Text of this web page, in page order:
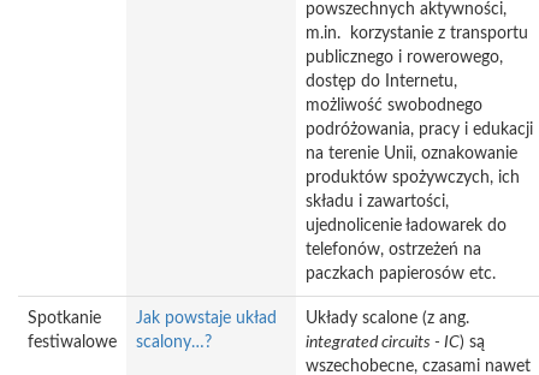
powszechnych aktywności,
m.in. korzystanie z transportu
publicznego i rowerowego,
dostęp do Internetu,
możliwość swobodnego
podróżowania, pracy i edukacji
na terenie Unii, oznakowanie
produktów spożywczych, ich
składu i zawartości,
ujednolicenie ładowarek do
telefonów, ostrzeżeń na
paczkach papierosów etc.
Spotkanie
festiwalowe
Jak powstaje układ
scalony…?
Układy scalone (z ang.
integrated circuits - IC) są
wszechobecne, czasami nawet